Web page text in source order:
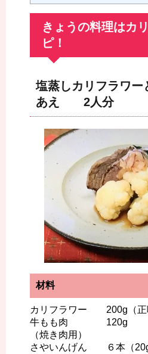
きょうの料理はカ
ピ！
塩蒸しカリフラワー
あえ 2人分
材料
カリフラワー 200g（正
牛もも肉 120g
（焼き肉用）
さやいんげん ６本（20g